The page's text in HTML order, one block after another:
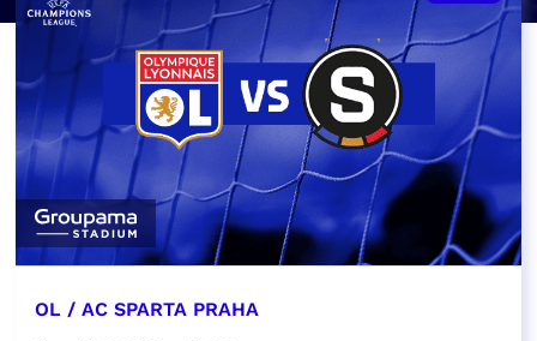
OL / AC SPARTA PRAHA